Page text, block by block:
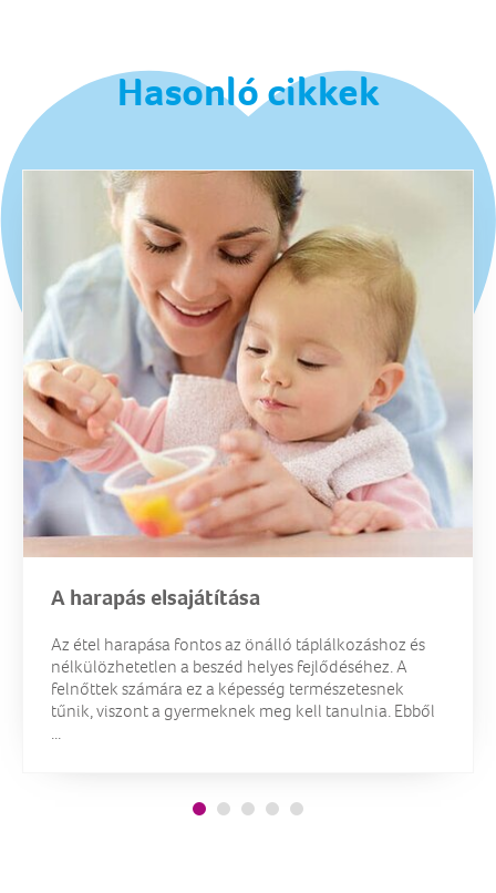
Hasonló cikkek
A harapás elsajátítása
Az étel harapása fontos az önálló táplálkozáshoz és
nélkülözhetetlen a beszéd helyes fejlődéséhez. A
felnőttek számára ez a képesség természetesnek
tűnik, viszont a gyermeknek meg kell tanulnia. Ebből
...